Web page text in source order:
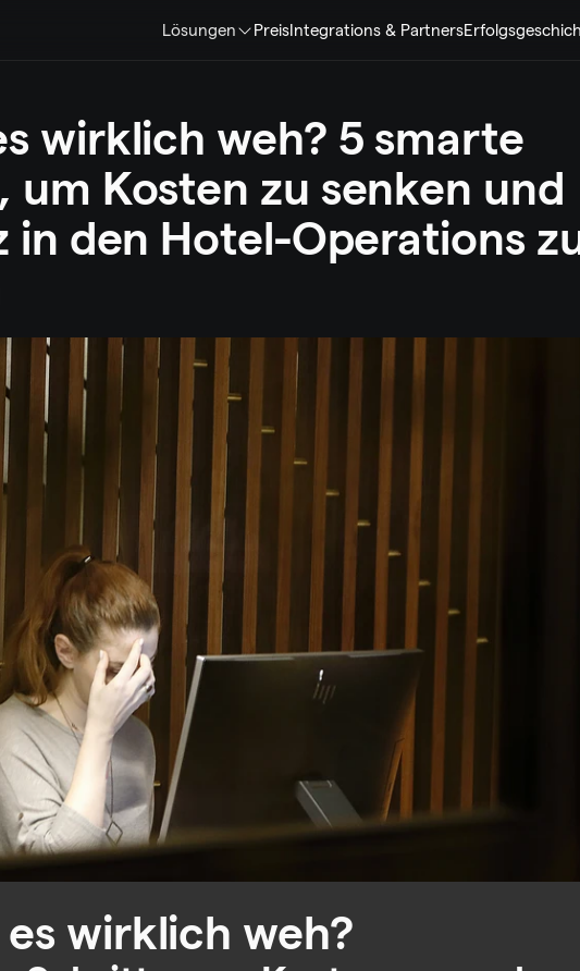
Lösungen PreisIntegrations & Partners
wirklich weh? 5 smarte
um Kosten zu senken und
in den Hotel-Operations
wirklich weh?